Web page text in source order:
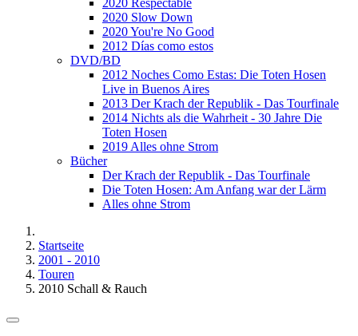
2020 Respectable
2020 Slow Down
2020 You're No Good
2012 Días como estos
DVD/BD
2012 Noches Como Estas: Die Toten Hosen
Live in Buenos Aires
2013 Der Krach der Republik - Das Tourfinale
2014 Nichts als die Wahrheit - 30 Jahre Die
Toten Hosen
2019 Alles ohne Strom
Bücher
Der Krach der Republik - Das Tourfinale
Die Toten Hosen: Am Anfang war der Lärm
Alles ohne Strom
Startseite
2001 - 2010
Touren
2010 Schall & Rauch